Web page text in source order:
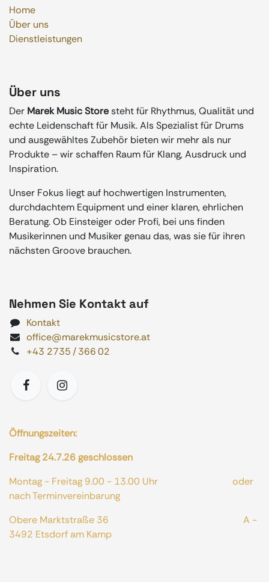
Home
Über uns
Dienstleistungen
Über uns
Der Marek Music Storesteht für Rhythmus, Qualität und
echte Leidenschaft für Musik. Als Spezialist für Drums
und ausgewähltes Zubehör bieten wir mehr als nur
Produkte – wir schaffen Raum für Klang, Ausdruck und
Inspiration.
Unser Fokus liegt auf hochwertigen Instrumenten,
durchdachtem Equipment und einer klaren, ehrlichen
Beratung. Ob Einsteiger oder Profi, bei uns finden
Musikerinnen und Musiker genau das, was sie für ihren
nächsten Groove brauchen.
Nehmen Sie Kontakt auf
Kontakt
office@marekmusicstore.at
+43 2735 / 366 02
Öffnungszeiten:
Freitag 24.7.26 geschlossen
Montag - Freitag 9.00 - 13.00 Uhr oder
nach Terminvereinbarung
Obere Marktstraße 36 A -
3492 Etsdorf am Kamp